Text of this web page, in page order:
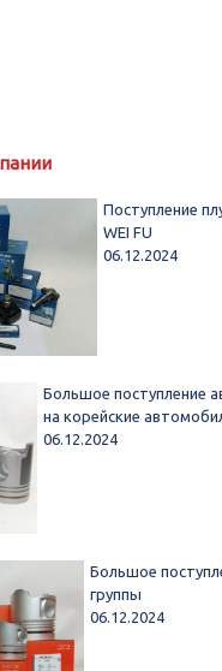
Поступление
WEI FU
06.12.2024
Большое поступление
на корейские
06.12.2024
Большое
группы
06.12.2024